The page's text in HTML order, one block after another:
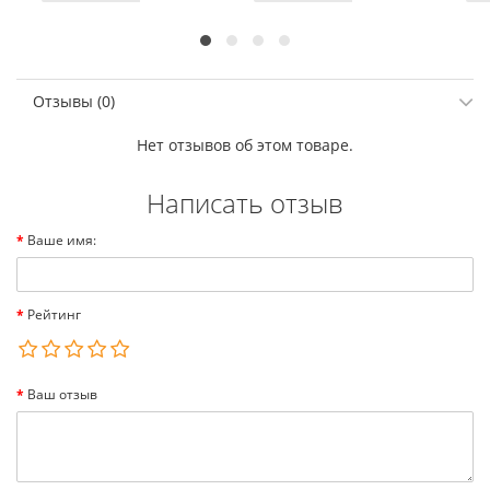
Отзывы (0)
Нет отзывов об этом товаре.
Написать отзыв
Ваше имя:
Рейтинг
Ваш отзыв